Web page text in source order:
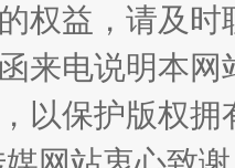
权益，请及
来电说明本
以保护版权